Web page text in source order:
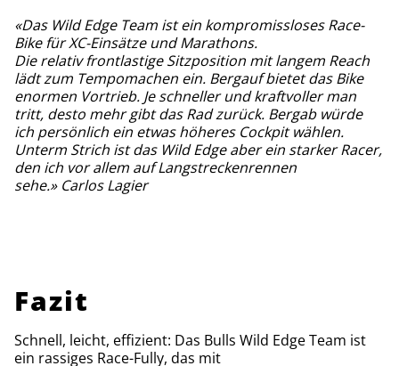
«Das Wild Edge Team ist ein kompromissloses Race-
Bike für XC-Einsätze und Marathons.
Die relativ frontlastige Sitzposition mit langem Reach
lädt zum Tempomachen ein. Bergauf bietet das Bike
enormen Vortrieb. Je schneller und kraftvoller man
tritt, desto mehr gibt das Rad zurück. Bergab würde
ich persönlich ein etwas höheres Cockpit wählen.
Unterm Strich ist das Wild Edge aber ein starker Racer,
den ich vor allem auf Langstreckenrennen
sehe.» Carlos Lagier
Fazit
Schnell, leicht, effizient: Das Bulls Wild Edge Team ist
ein rassiges Race-Fully, das mit